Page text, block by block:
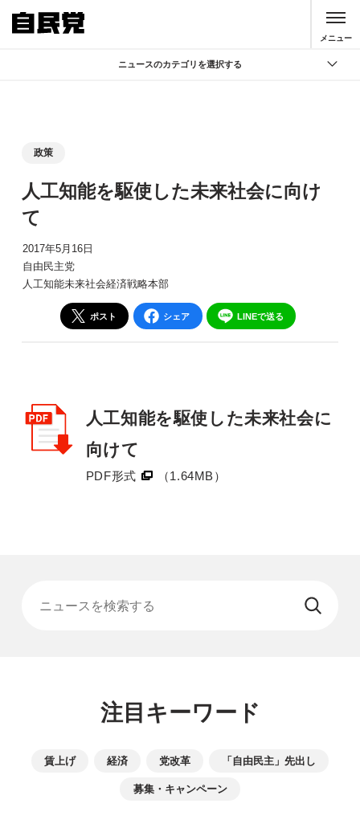
メニュー
ニュースのカテゴリを選択する
政策
人工知能を駆使した未来社会に向け
て
2017年5月16日
自由民主党
人工知能未来社会経済戦略本部
ポスト シェア LINEで送る
人工知能を駆使した未来社会に
向けて
PDF形式 （1.64MB）
注目キーワード
賃上げ 経済 党改革 「自由民主」先出し
募集・キャンペーン